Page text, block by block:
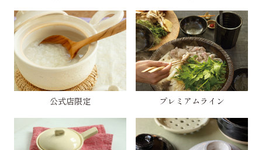
公式店限定 プレミアムライン